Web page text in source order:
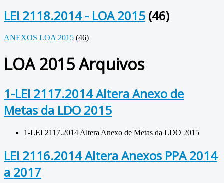
LEI 2118.2014 - LOA 2015 (46)
ANEXOS LOA 2015 (46)
LOA 2015 Arquivos
1-LEI 2117.2014 Altera Anexo de
Metas da LDO 2015
1-LEI 2117.2014 Altera Anexo de Metas da LDO 2015
LEI 2116.2014 Altera Anexos PPA 2014
a 2017